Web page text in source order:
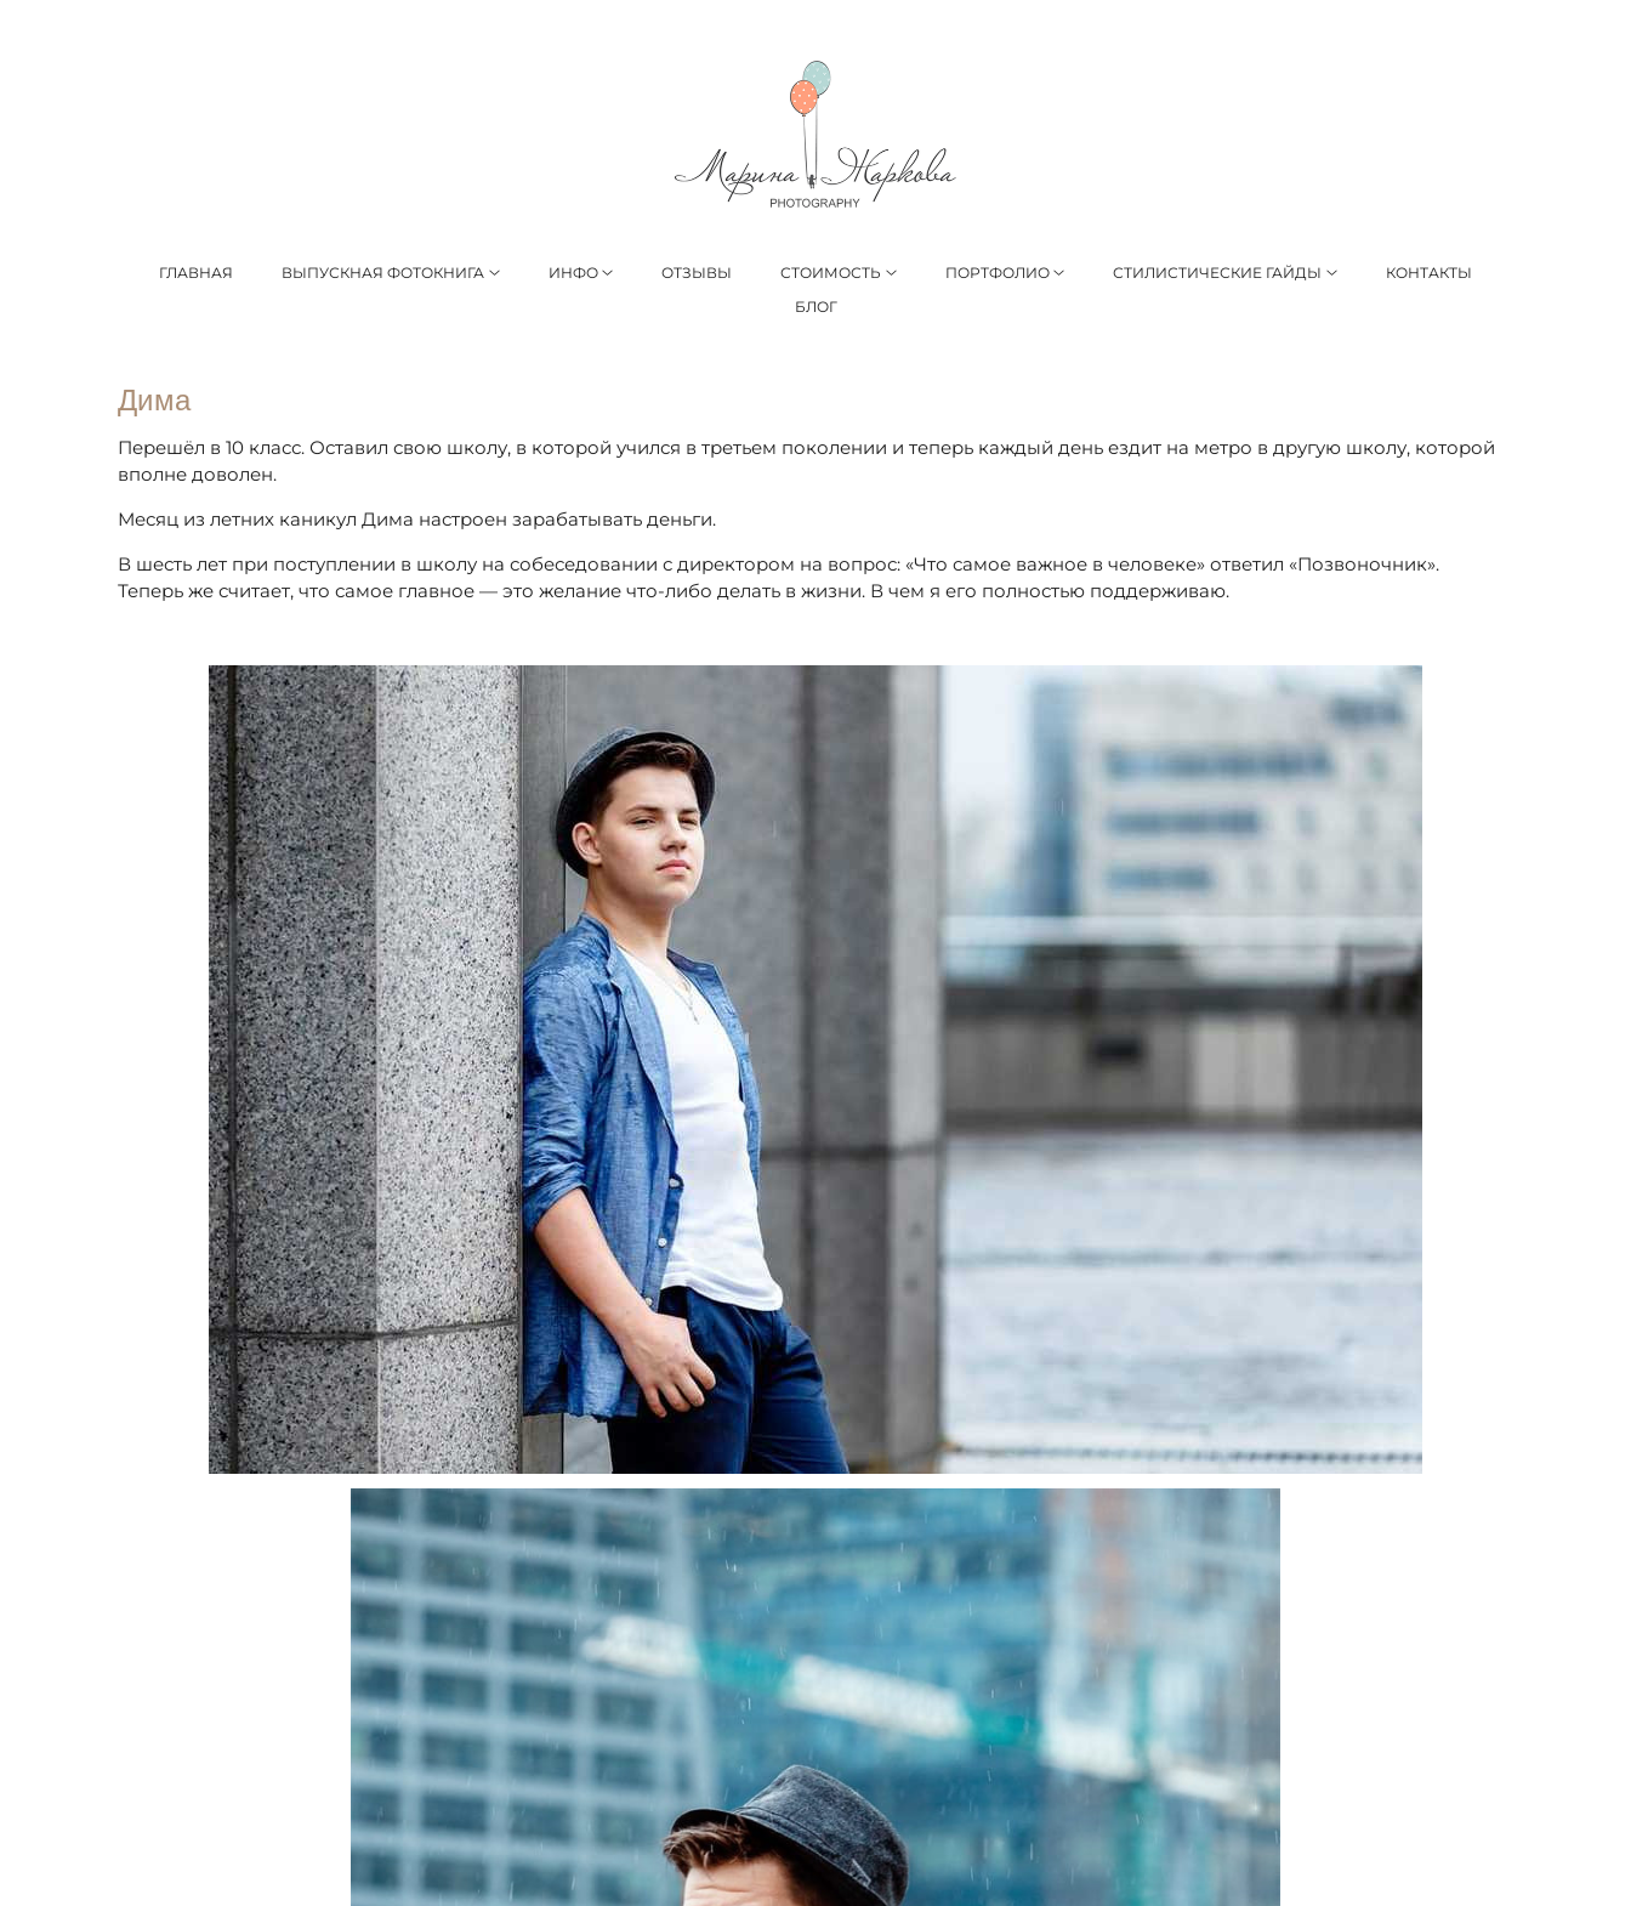
ГЛАВНАЯ ВЫПУСКНАЯ ФОТОКНИГА ИНФО ОТЗЫВЫ СТОИМОСТЬ ПОРТФОЛИО СТИЛИСТИЧЕСКИЕ ГАЙДЫ
КОНТАКТЫ
БЛОГ
Дима
Перешёл в 10 класс. Оставил свою школу, в которой учился в третьем поколении и теперь каждый день ездит на метро в другую школу, которой
вполне доволен.
Месяц из летних каникул Дима настроен зарабатывать деньги.
В шесть лет при поступлении в школу на собеседовании с директором на вопрос: «Что самое важное в человеке» ответил «Позвоночник».
Теперь же считает, что самое главное — это желание что-либо делать в жизни. В чем я его полностью поддерживаю.